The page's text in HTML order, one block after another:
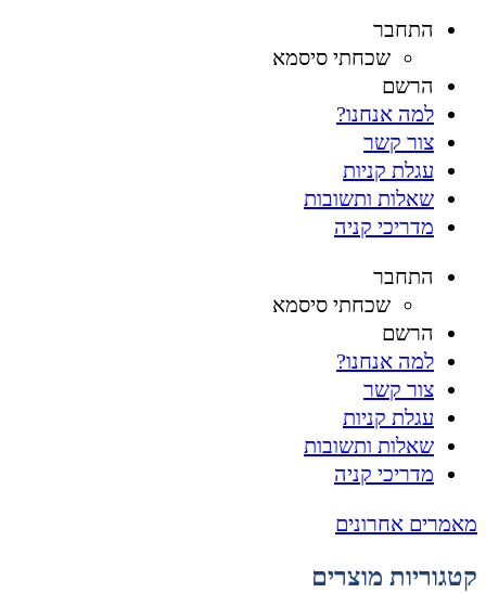
התחבר
שכחתי סיסמא
הרשם
למה אנחנו?
צור קשר
עגלת קניות
שאלות ותשובות
מדריכי קניה
התחבר
שכחתי סיסמא
הרשם
למה אנחנו?
צור קשר
עגלת קניות
שאלות ותשובות
מדריכי קניה
מאמרים אחרונים
קטגוריות מוצרים